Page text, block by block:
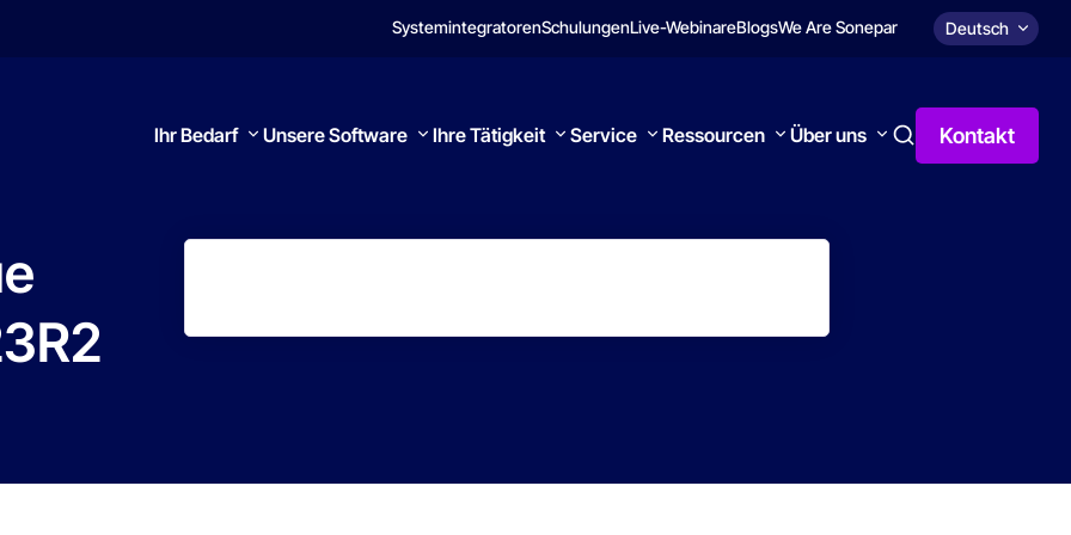
SystemintegratorenSchulungenLive-WebinareBlogsWe Are Sonepar Deutsch
Ihr Bedarf Unsere Software Ihre Tätigkeit Service Ressourcen Über uns Kontakt
Suchen